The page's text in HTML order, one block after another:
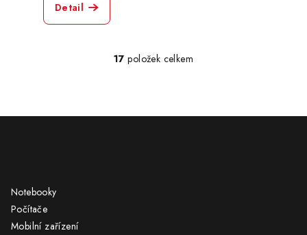
Detail
O
á
17 položek celkem
Notebooky
Počítače
Mobilní zařízení